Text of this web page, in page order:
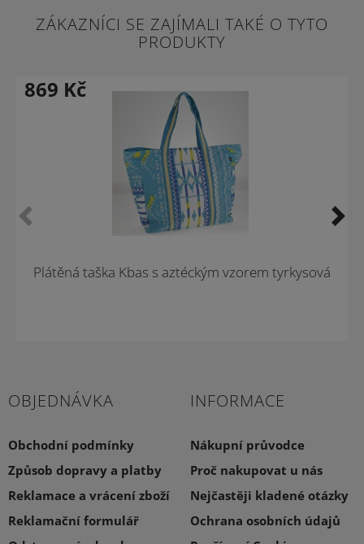
ZÁKAZNÍCI SE ZAJÍMALI TAKÉ O TYTO
PRODUKTY
Plátěná taška Kbas s aztéckým vzorem tyrkysová
869 Kč
OBJEDNÁVKA
Obchodní podmínky
Způsob dopravy a platby
Reklamace a vrácení zboží
Reklamační formulář
INFORMACE
Nákupní průvodce
Proč nakupovat u nás
Nejčastěji kladené otázky
Ochrana osobních údajů